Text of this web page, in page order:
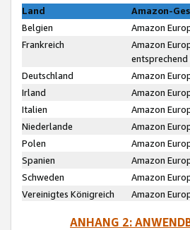
Land
Amazon-
Belgien
Amazon
Frankreich
Amazon
Deutschland
Amazon
Irland
Amazon
Italien
Amazon
Niederlande
Amazon
Polen
Amazon
Spanien
Amazon
Schweden
Amazon
Vereinigtes Königreich
Amazon
ANHANG 2: